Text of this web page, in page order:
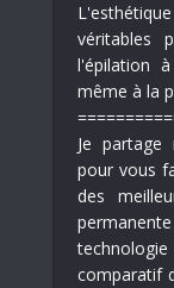
véritables
l'épilation
même à la
Je partage
pour vous
des
comparatif